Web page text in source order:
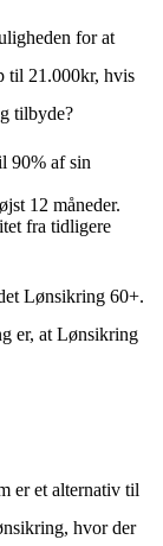
for at
til 21.000kr, hvis
tilbyde?
90% af sin
12 måneder.
fra tidligere
Lønsikring 60+.
er, at Lønsikring
er et alternativ til
hvor der